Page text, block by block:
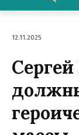
12.11.2025